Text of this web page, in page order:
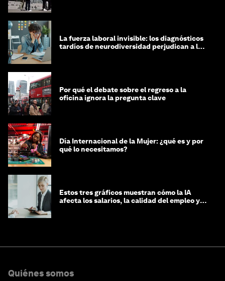
La fuerza laboral invisible: los diagnósticos
tardíos de neurodiversidad perjudican a las
Por qué el debate sobre el regreso a la
oficina ignora la pregunta clave
Día Internacional de la Mujer: ¿qué es y por
qué lo necesitamos?
Estos tres gráficos muestran cómo la IA
afecta los salarios, la calidad del empleo y
Quiénes somos